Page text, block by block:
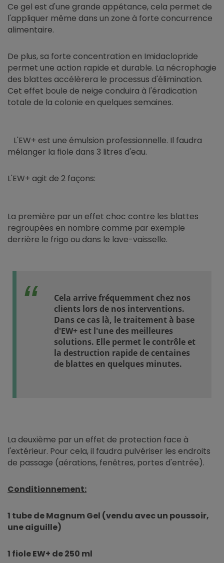
Ce gel est d'une grande appétance, cela permet de
l'appliquer même dans un zone à forte concurrence
alimentaire.
De plus, sa forte concentration en Imidaclopride
permet une action rapide et durable. La nécrophagie
des blattes accélèrera le processus d'élimination.
Cet effet boule de neige conduira à l'éradication
totale de la colonie en quelques semaines.
L'EW+ est une émulsion professionnelle. Il faudra
mélanger la fiole dans 3 litres d'eau.
L'EW+ agit de 2 façons:
La première par un effet choc contre les blattes
regroupées en nombre comme par exemple
derrière le frigo ou dans le lave-vaisselle.
Cela arrive fréquemment chez nos
clients lors de nos interventions.
Dans ce cas là, le traitement à base
d'EW+ est l'une des meilleures
solutions. Elle permet le contrôle et
la destruction rapide de centaines
de blattes en quelques minutes.
La deuxième par un effet de protection face à
l'extérieur. Pour cela, il faudra pulvériser les endroits
de passage (aérations, fenêtres, portes d'entrée).
Conditionnement:
1 tube de Magnum Gel (vendu avec un poussoir,
une aiguille)
1 fiole EW+ de 250 ml